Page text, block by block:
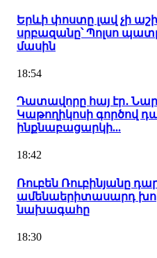
Երևի փոստը լավ չի
սրբազանը՝ Պոլսո
մասին
18:54
Դատավորը հայ էր․
Կաթողիկոսի գործով
ինքնաբացարկի...
18:42
Ռուբեն Ռուբինյանը
ամենաերիտասարդ
նախագահը
18:30